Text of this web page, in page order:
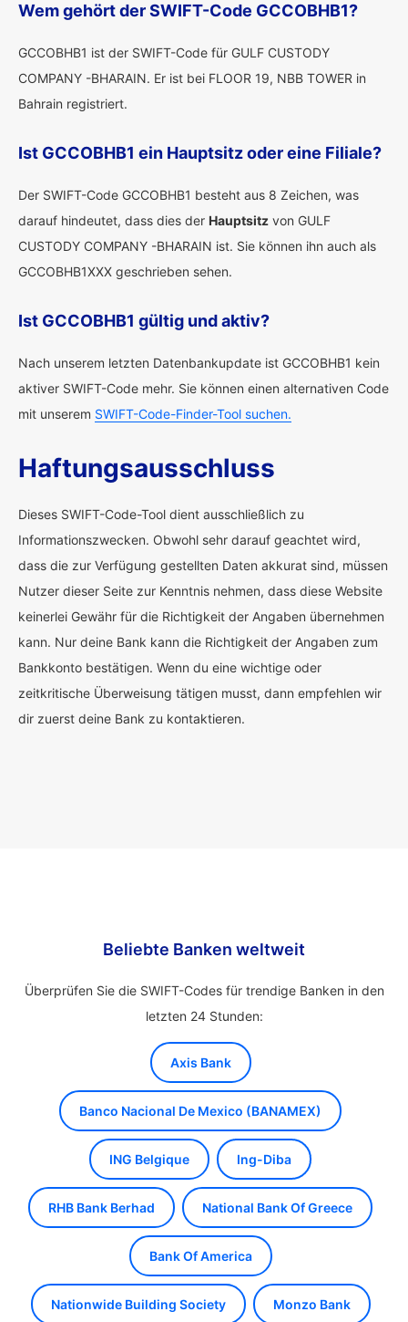
Wem gehört der SWIFT-Code GCCOBHB1?
GCCOBHB1 ist der SWIFT-Code für GULF CUSTODY
COMPANY -BHARAIN. Er ist bei FLOOR 19, NBB TOWER in
Bahrain registriert.
Ist GCCOBHB1 ein Hauptsitz oder eine Filiale?
Der SWIFT-Code GCCOBHB1 besteht aus 8 Zeichen, was
darauf hindeutet, dass dies der Hauptsitz von GULF
CUSTODY COMPANY -BHARAIN ist. Sie können ihn auch als
GCCOBHB1XXX geschrieben sehen.
Ist GCCOBHB1 gültig und aktiv?
Nach unserem letzten Datenbankupdate ist GCCOBHB1 kein
aktiver SWIFT-Code mehr. Sie können einen alternativen Code
mit unserem SWIFT-Code-Finder-Tool suchen.
Haftungsausschluss
Dieses SWIFT-Code-Tool dient ausschließlich zu
Informationszwecken. Obwohl sehr darauf geachtet wird,
dass die zur Verfügung gestellten Daten akkurat sind, müssen
Nutzer dieser Seite zur Kenntnis nehmen, dass diese Website
keinerlei Gewähr für die Richtigkeit der Angaben übernehmen
kann. Nur deine Bank kann die Richtigkeit der Angaben zum
Bankkonto bestätigen. Wenn du eine wichtige oder
zeitkritische Überweisung tätigen musst, dann empfehlen wir
dir zuerst deine Bank zu kontaktieren.
Beliebte Banken weltweit
Überprüfen Sie die SWIFT-Codes für trendige Banken in den
letzten 24 Stunden:
Axis Bank
Banco Nacional De Mexico (BANAMEX)
ING Belgique Ing-Diba
RHB Bank Berhad National Bank Of Greece
Bank Of America
Nationwide Building Society Monzo Bank